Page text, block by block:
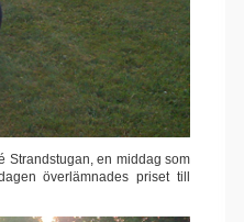
Strandstugan, en middag som
överlämnades priset till